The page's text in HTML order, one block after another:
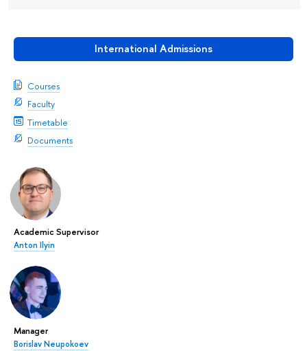
International Admissions
Courses
Faculty
Timetable
Documents
Academic Supervisor
Anton Ilyin
Manager
Borislav Neupokoev